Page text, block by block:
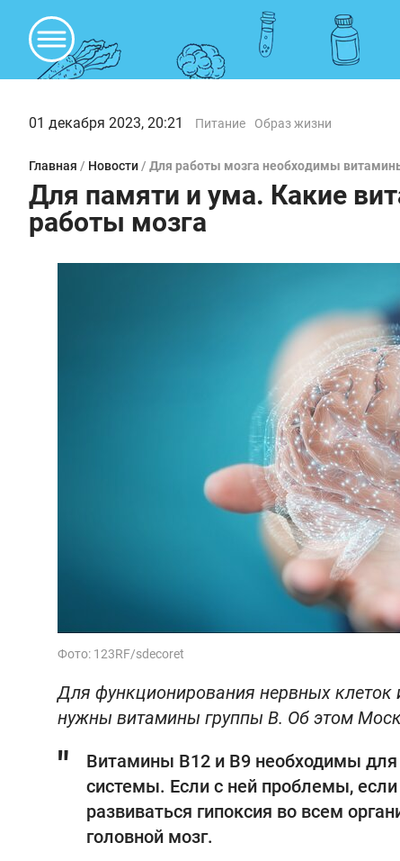
01 декабря 2023, 20:21 Питание Образ жизни
Главная / Новости / Для работы мозга необходимы
Для памяти и ума. Какие
работы мозга
Фото: 123RF/sdecoret
Для функционирования нервных
нужны витамины группы В. Об этом
Витамины B12 и B9 необходимы
системы. Если с ней проблемы,
развиваться гипоксия во всем
головной мозг.